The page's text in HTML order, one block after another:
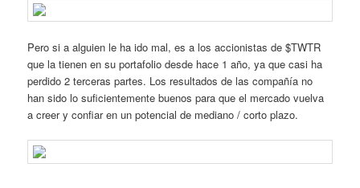
Pero si a alguien le ha ido mal, es a los accionistas de $TWTR
que la tienen en su portafolio desde hace 1 año, ya que casi ha
perdido 2 terceras partes. Los resultados de las compañía no
han sido lo suficientemente buenos para que el mercado vuelva
a creer y confiar en un potencial de mediano / corto plazo.